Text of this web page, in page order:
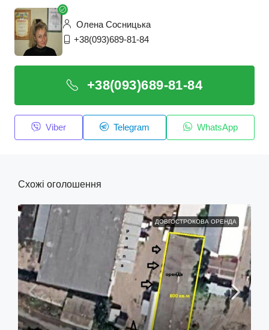
Олена Сосницька
+38(093)689-81-84
+38(093)689-81-84
Viber Telegram WhatsApp
Схожі оголошення
ДОВГОСТРОКОВА ОРЕНДА